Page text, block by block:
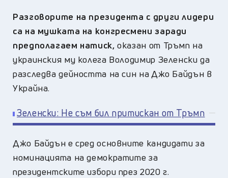
Разговорите на президента с други лидери
са на мушката на конгресмени заради
предполагаем натиск, оказан от Тръмп на
украинския му колега Володимир Зеленски да
разследва дейността на син на Джо Байдън в
Украйна.
Зеленски: Не съм бил притискан от Тръмп
Джо Байдън е сред основните кандидати за
номинацията на демократите за
президентските избори през 2020 г.